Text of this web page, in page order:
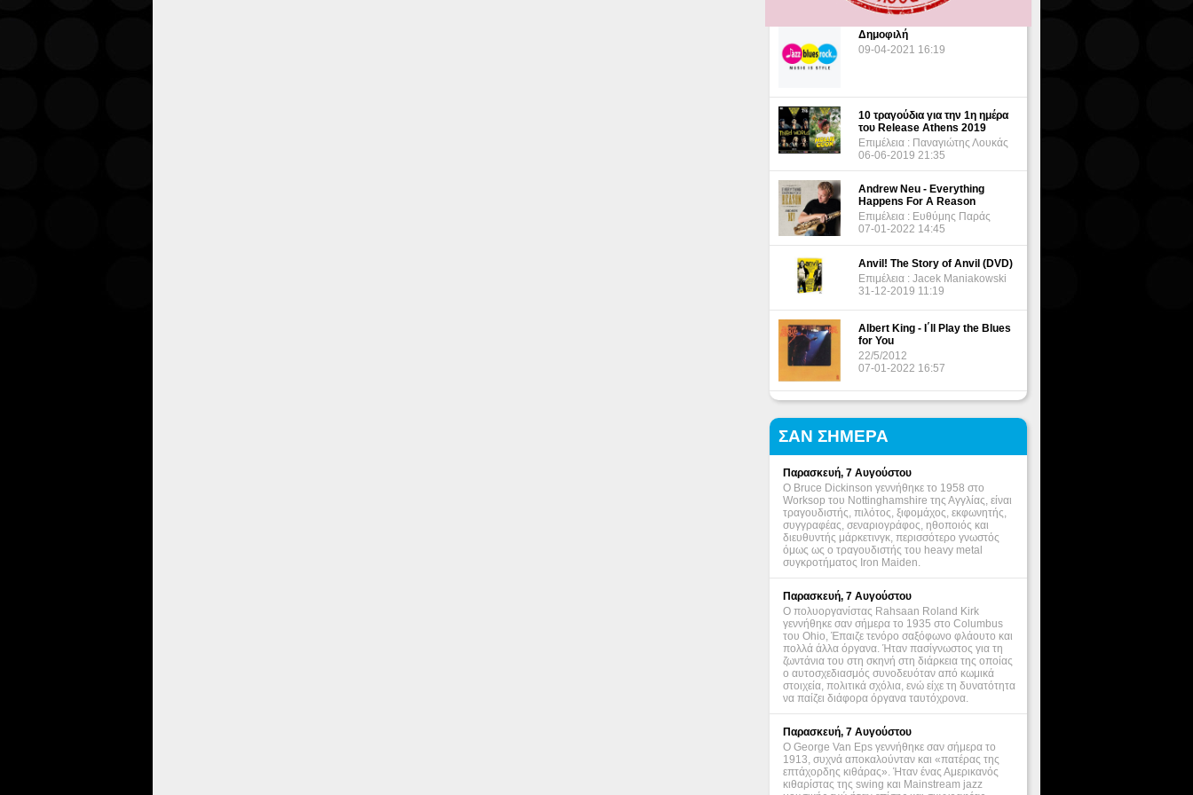
Δημοφιλή
09-04-2021 16:19
10 τραγούδια για την 1η ημέρα
του Release Athens 2019
Επιμέλεια : Παναγιώτης Λουκάς
06-06-2019 21:35
Andrew Neu - Everything
Happens For A Reason
Επιμέλεια : Ευθύμης Παράς
07-01-2022 14:45
Anvil! The Story of Anvil (DVD)
Επιμέλεια : Jacek Maniakowski
31-12-2019 11:19
Albert King - I΄ll Play the Blues
for You
22/5/2012
07-01-2022 16:57
ΣΑΝ ΣΗΜΕΡΑ
Παρασκευή, 7 Αυγούστου
Ο Bruce Dickinson γεννήθηκε το 1958 στο
Worksop του Nottinghamshire της Αγγλίας, είναι
τραγουδιστής, πιλότος, ξιφομάχος, εκφωνητής,
συγγραφέας, σεναριογράφος, ηθοποιός και
διευθυντής μάρκετινγκ, περισσότερο γνωστός
όμως ως ο τραγουδιστής του heavy metal
συγκροτήματος Iron Maiden.
Παρασκευή, 7 Αυγούστου
Ο πολυοργανίστας Rahsaan Roland Kirk
γεννήθηκε σαν σήμερα το 1935 στο Columbus
του Ohio, Έπαιζε τενόρο σαξόφωνο φλάουτο και
πολλά άλλα όργανα. Ήταν πασίγνωστος για τη
ζωντάνια του στη σκηνή στη διάρκεια της οποίας
ο αυτοσχεδιασμός συνοδευόταν από κωμικά
στοιχεία, πολιτικά σχόλια, ενώ είχε τη δυνατότητα
να παίζει διάφορα όργανα ταυτόχρονα.
Παρασκευή, 7 Αυγούστου
Ο George Van Eps γεννήθηκε σαν σήμερα το
1913, συχνά αποκαλούνταν και «πατέρας της
επτάχορδης κιθάρας». Ήταν ένας Αμερικανός
κιθαρίστας της swing και Mainstream jazz